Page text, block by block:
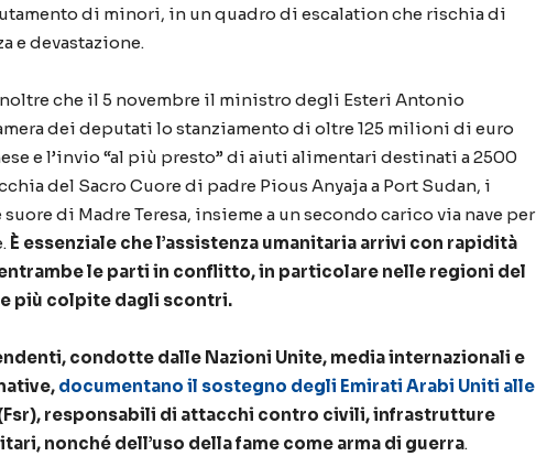
di minori, in un quadro di escalation che rischia di
e devastazione.
che il 5 novembre il ministro degli Esteri Antonio
dei deputati lo stanziamento di oltre 125 milioni di euro
e l’invio “al più presto” di aiuti alimentari destinati a 2500
del Sacro Cuore di padre Pious Anyaja a Port Sudan, i
di Madre Teresa, insieme a un secondo carico via nave per
È essenziale che l’assistenza umanitaria arrivi con rapidità
le parti in conflitto, in particolare nelle regioni del
più colpite dagli scontri.
condotte dalle Nazioni Unite, media internazionali e
documentano il sostegno degli Emirati Arabi Uniti alle
responsabili di attacchi contro civili, infrastrutture
nonché dell’uso della fame come arma di guerra.